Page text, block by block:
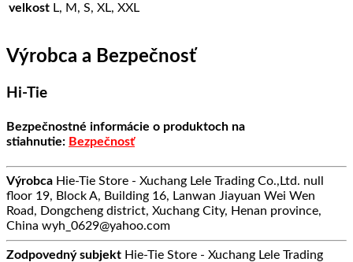
velkost L, M, S, XL, XXL
Výrobca a Bezpečnosť
Hi-Tie
Bezpečnostné informácie o produktoch na
stiahnutie: Bezpečnosť
Výrobca Hie-Tie Store - Xuchang Lele Trading Co.,Ltd. null
floor 19, Block A, Building 16, Lanwan Jiayuan Wei Wen
Road, Dongcheng district, Xuchang City, Henan province,
China wyh_0629@yahoo.com
Zodpovedný subjekt Hie-Tie Store - Xuchang Lele Trading